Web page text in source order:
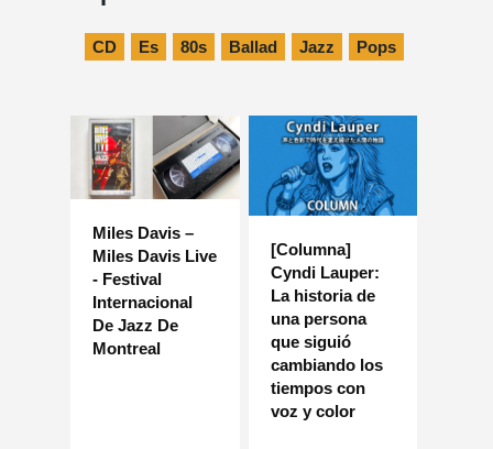
CD Es 80s Ballad Jazz Pops
Miles Davis –
Miles Davis Live
- Festival
Internacional
De Jazz De
Montreal
[Columna]
Cyndi Lauper:
La historia de
una persona
que siguió
cambiando los
tiempos con
voz y color